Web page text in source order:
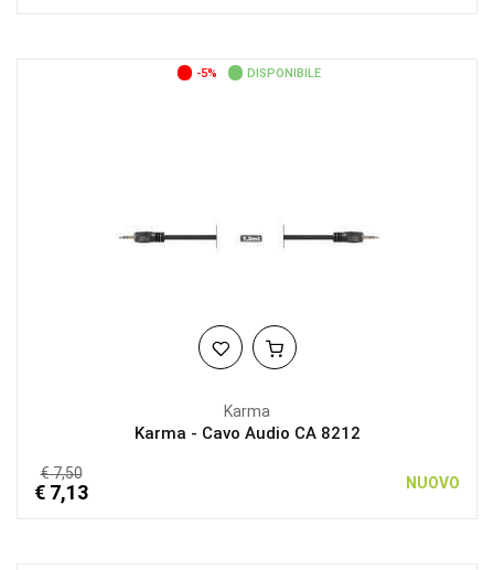
-5% DISPONIBILE
Karma
Karma - Cavo Audio CA 8212
€ 7,50
€ 7,13 NUOVO